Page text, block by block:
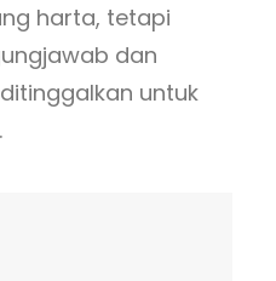
harta, tetapi
dan
untuk